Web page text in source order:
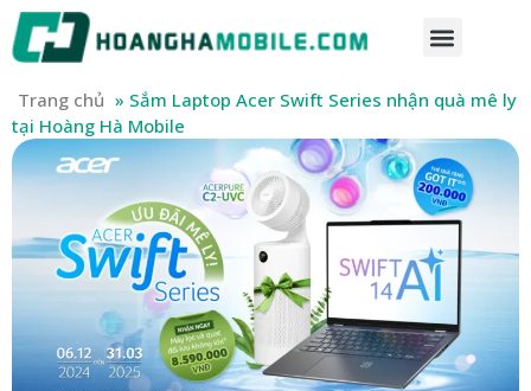
Trang chủ » Sắm Laptop Acer Swift Series nhận quà mê ly
tại Hoàng Hà Mobile